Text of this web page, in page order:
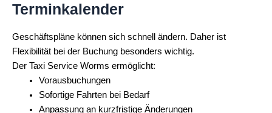
Terminkalender
Geschäftspläne können sich schnell ändern. Daher ist
Flexibilität bei der Buchung besonders wichtig.
Der Taxi Service Worms ermöglicht:
Vorausbuchungen
Sofortige Fahrten bei Bedarf
Anpassung an kurzfristige Änderungen